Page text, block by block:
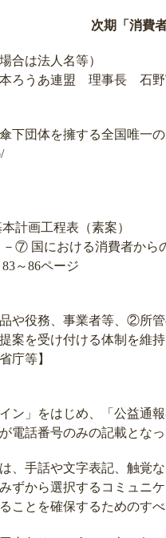
次期「消費
合は法人名等）
本ろうあ連盟 理事長 石野
下団体を擁する全国唯一
計画工程表（素案）
⑦ 国における消費者から
～86ページ
や役務、事業者等、②所
案を受け付ける体制を維
庁等】
イン」をはじめ、「公益通
電話番号のみの記載とな
、手話や文字表記、触覚
ずから選択するコミュニ
ことを確保するためのす